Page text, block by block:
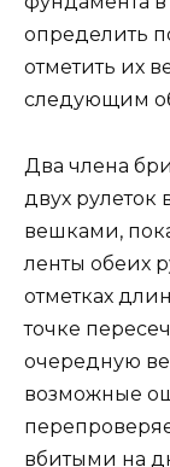
определить
отметить их
следующим
Два члена
двух рулеток
вешками,
ленты обеих
отметках
точке
очередную
возможные
вбитыми на